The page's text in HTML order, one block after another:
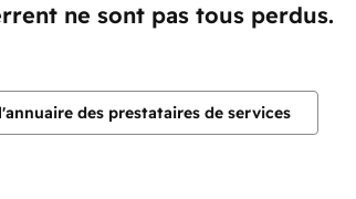
ne sont pas tous perdus.
des prestataires de services